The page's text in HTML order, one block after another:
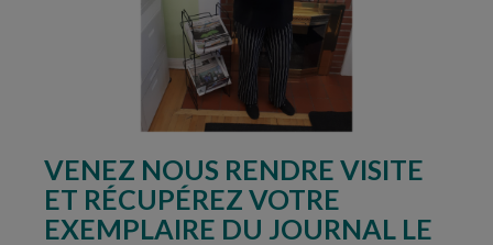
VENEZ NOUS RENDRE VISITE
ET RÉCUPÉREZ VOTRE
EXEMPLAIRE DU JOURNAL LE